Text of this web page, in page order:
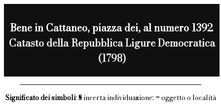
Bene in Cattaneo, piazza dei, al numero 1392
Catasto della Repubblica Ligure Democratica
(1798)
Significato dei simboli: §incerta individuazione; ~ oggetto o località